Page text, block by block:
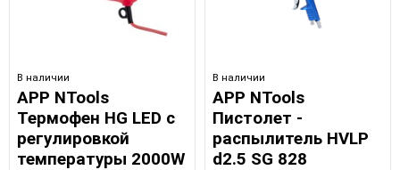
В наличии
APP NTools
Термофен HG LED с
регулировкой
температуры 2000W
В наличии
APP NTools
Пистолет -
распылитель HVLP
d2.5 SG 828